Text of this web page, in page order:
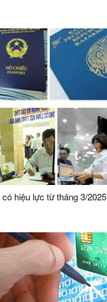
hiệu lực từ tháng 3/2025